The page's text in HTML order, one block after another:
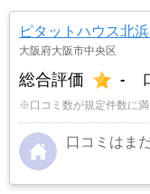
ピタットハウス北
大阪府大阪市中央区
総合評価 -
※口コミ数が規定件数に満
口コミはま